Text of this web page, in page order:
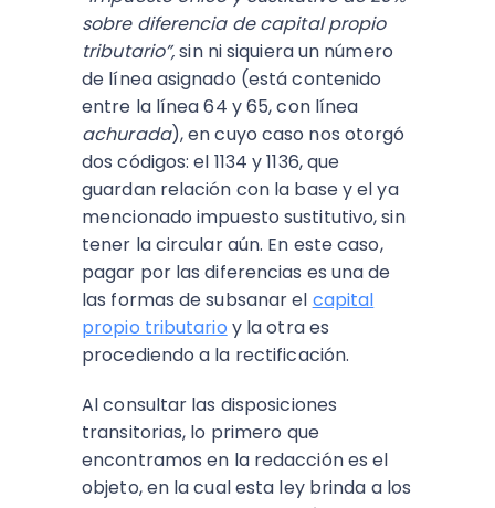
sobre diferencia de capital propio
tributario”,sin ni siquiera un número
de línea asignado (está contenido
entre la línea 64 y 65, con línea
achurada), en cuyo caso nos otorgó
dos códigos: el 1134 y 1136, que
guardan relación con la base y el ya
mencionado impuesto sustitutivo, sin
tener la circular aún. En este caso,
pagar por las diferencias es una de
las formas de subsanar el capital
propio tributario y la otra es
procediendo a la rectificación.
Al consultar las disposiciones
transitorias, lo primero que
encontramos en la redacción es el
objeto, en la cual esta ley brinda a los